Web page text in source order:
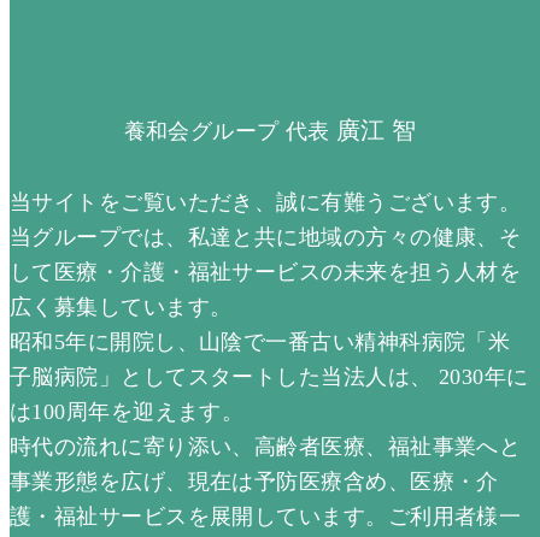
養和会グループ 代表 廣江 智
当サイトをご覧いただき、誠に有難うございます。
当グループでは、私達と共に地域の方々の健康、そ
して医療・介護・福祉サービスの未来を担う人材を
広く募集しています。
昭和5年に開院し、山陰で一番古い精神科病院「米
子脳病院」としてスタートした当法人は、 2030年に
は100周年を迎えます。
時代の流れに寄り添い、高齢者医療、福祉事業へと
事業形態を広げ、現在は予防医療含め、医療・介
護・福祉サービスを展開しています。ご利用者様一